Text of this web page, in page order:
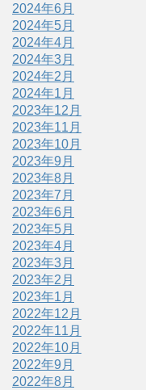
2024年6月
2024年5月
2024年4月
2024年3月
2024年2月
2024年1月
2023年12月
2023年11月
2023年10月
2023年9月
2023年8月
2023年7月
2023年6月
2023年5月
2023年4月
2023年3月
2023年2月
2023年1月
2022年12月
2022年11月
2022年10月
2022年9月
2022年8月